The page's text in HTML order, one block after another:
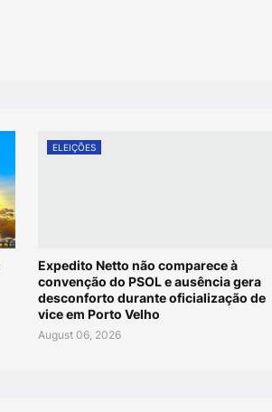
ELEIÇÕES
Expedito Netto não comparece à
convenção do PSOL e ausência gera
desconforto durante oficialização de
vice em Porto Velho
August 06, 2026